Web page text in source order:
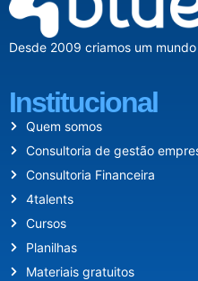
Desde 2009 criamos um
Institucional
Quem somos
Consultoria de gestão
Consultoria Financeira
4talents
Cursos
Planilhas
Materiais gratuitos